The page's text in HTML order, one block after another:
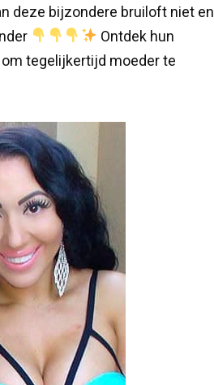
deze bijzondere bruiloft niet en
Ontdek hun
tegelijkertijd moeder te